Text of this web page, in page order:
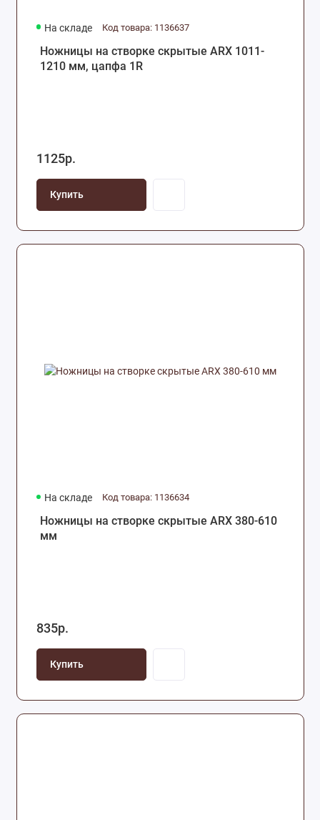
На складе Код товара: 1136637
Ножницы на створке скрытые ARX 1011-
1210 мм, цапфа 1R
1125р.
Купить
На складе Код товара: 1136634
Ножницы на створке скрытые ARX 380-610
мм
835р.
Купить